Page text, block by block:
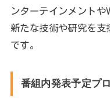
ンターテインメントや
新たな技術や研究を支
です。
番組内発表予定プ